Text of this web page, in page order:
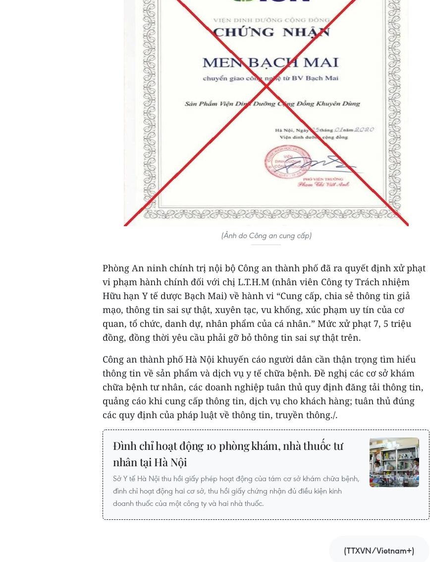
(Ảnh do Công an cung cấp)
Phòng An ninh chính trị nội bộ Công an thành phố đã ra quyết định xử phạt
vi phạm hành chính đối với chị L.T.H.M (nhân viên Công ty Trách nhiệm
Hữu hạn Y tế dược Bạch Mai) về hành vi “Cung cấp, chia sẻ thông tin giả
mạo, thông tin sai sự thật, xuyên tạc, vu khống, xúc phạm uy tín của cơ
quan, tổ chức, danh dự, nhân phẩm của cá nhân.” Mức xử phạt 7, 5 triệu
đồng, đồng thời yêu cầu phải gỡ bỏ thông tin sai sự thật trên.
Công an thành phố Hà Nội khuyến cáo người dân cần thận trọng tìm hiểu
thông tin về sản phẩm và dịch vụ y tế chữa bệnh. Đề nghị các cơ sở khám
chữa bệnh tư nhân, các doanh nghiệp tuân thủ quy định đăng tải thông tin,
quảng cáo khi cung cấp thông tin, dịch vụ cho khách hàng; tuân thủ đúng
các quy định của pháp luật về thông tin, truyền thông./.
Đình chỉ hoạt động 10 phòng khám, nhà thuốc tư
nhân tại Hà Nội
Sở Y tế Hà Nội thu hồi giấy phép hoạt động của tám cơ sở khám chữa bệnh,
đình chỉ hoạt động hai cơ sở, thu hồi giấy chứng nhận đủ điều kiện kinh
doanh thuốc của một công ty và hai nhà thuốc.
(TTXVN/Vietnam+)